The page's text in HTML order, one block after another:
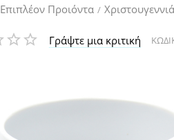
Επιπλέον Προιόντα /
Γράψτε μια κριτική